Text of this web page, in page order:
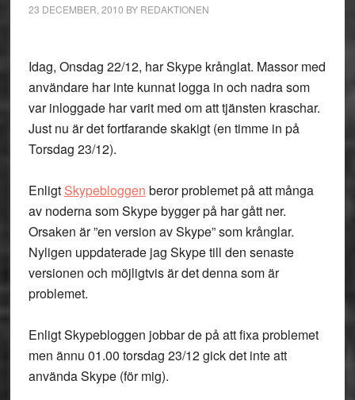
23 DECEMBER, 2010 BY REDAKTIONEN
Idag, Onsdag 22/12, har Skype krånglat. Massor med
användare har inte kunnat logga in och nadra som
var inloggade har varit med om att tjänsten kraschar.
Just nu är det fortfarande skakigt (en timme in på
Torsdag 23/12).
Enligt Skypebloggen beror problemet på att många
av noderna som Skype bygger på har gått ner.
Orsaken är ”en version av Skype” som krånglar.
Nyligen uppdaterade jag Skype till den senaste
versionen och möjligtvis är det denna som är
problemet.
Enligt Skypebloggen jobbar de på att fixa problemet
men ännu 01.00 torsdag 23/12 gick det inte att
använda Skype (för mig).